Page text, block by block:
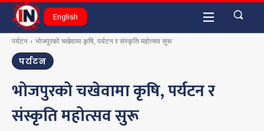
English
पर्यटन भोजपुरको चखेवामा कृषि, पर्यटन र संस्कृति महोत्सव सुरू
पर्यटन
भोजपुरको चखेवामा कृषि, पर्यटन र
संस्कृति महोत्सव सुरू